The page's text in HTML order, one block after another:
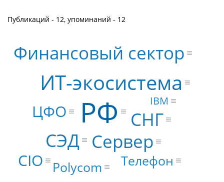
Публикаций - 12, упоминаний - 12
РФ
ИТ-экосистема
СЭД Сервер
СНГ
Финансовый сектор
ЦФО
CIO Polycom Телефон
IBM